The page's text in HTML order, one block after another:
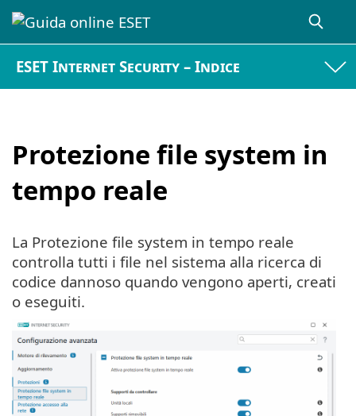
ESET Internet Security – Indice
Protezione file system in
tempo reale
La Protezione file system in tempo reale
controlla tutti i file nel sistema alla ricerca di
codice dannoso quando vengono aperti, creati
o eseguiti.